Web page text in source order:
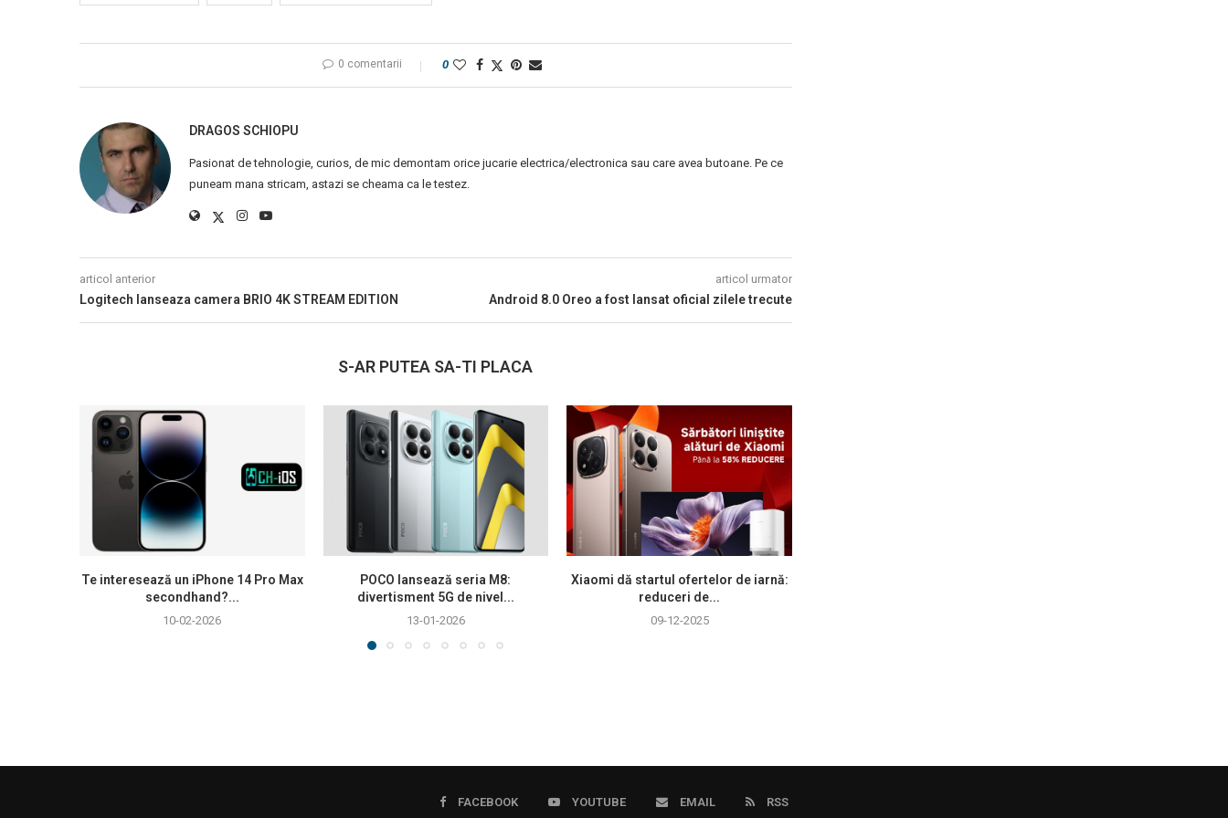
0 comentarii 0
DRAGOS SCHIOPU
Pasionat de tehnologie, curios, de mic demontam orice jucarie electrica/electronica sau care avea butoane. Pe ce
puneam mana stricam, astazi se cheama ca le testez.
articol anterior
Logitech lanseaza camera BRIO 4K STREAM EDITION
articol urmator
Android 8.0 Oreo a fost lansat oficial zilele trecute
S-AR PUTEA SA-TI PLACA
Te interesează un iPhone 14 Pro Max
secondhand?...
10-02-2026
POCO lansează seria M8:
divertisment 5G de nivel...
13-01-2026
Xiaomi dă startul ofertelor de iarnă:
reduceri de...
09-12-2025
FACEBOOK YOUTUBE EMAIL RSS